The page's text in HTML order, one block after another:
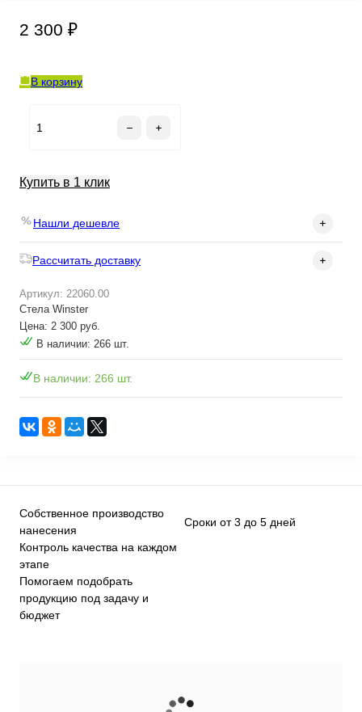
2 300 ₽
В корзину
Купить в 1 клик
Нашли дешевле
Рассчитать доставку
Артикул: 22060.00
Стела Winster
Цена: 2 300 руб.
В наличии: 266 шт.
В наличии: 266 шт.
Собственное производство
нанесения
Сроки от 3 до 5 дней
Контроль качества на каждом
этапе
Помогаем подобрать
продукцию под задачу и
бюджет